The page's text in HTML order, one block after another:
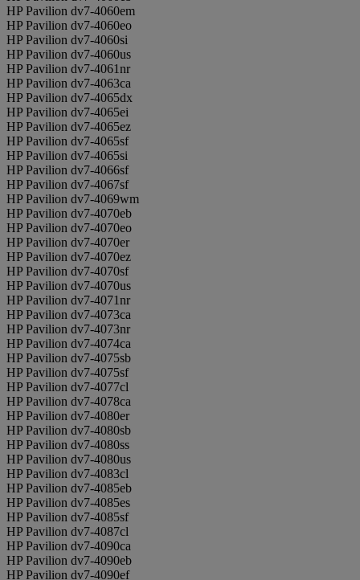
HP Pavilion dv7-4060em
HP Pavilion dv7-4060eo
HP Pavilion dv7-4060si
HP Pavilion dv7-4060us
HP Pavilion dv7-4061nr
HP Pavilion dv7-4063ca
HP Pavilion dv7-4065dx
HP Pavilion dv7-4065ei
HP Pavilion dv7-4065ez
HP Pavilion dv7-4065sf
HP Pavilion dv7-4065si
HP Pavilion dv7-4066sf
HP Pavilion dv7-4067sf
HP Pavilion dv7-4069wm
HP Pavilion dv7-4070eb
HP Pavilion dv7-4070eo
HP Pavilion dv7-4070er
HP Pavilion dv7-4070ez
HP Pavilion dv7-4070sf
HP Pavilion dv7-4070us
HP Pavilion dv7-4071nr
HP Pavilion dv7-4073ca
HP Pavilion dv7-4073nr
HP Pavilion dv7-4074ca
HP Pavilion dv7-4075sb
HP Pavilion dv7-4075sf
HP Pavilion dv7-4077cl
HP Pavilion dv7-4078ca
HP Pavilion dv7-4080er
HP Pavilion dv7-4080sb
HP Pavilion dv7-4080ss
HP Pavilion dv7-4080us
HP Pavilion dv7-4083cl
HP Pavilion dv7-4085eb
HP Pavilion dv7-4085es
HP Pavilion dv7-4085sf
HP Pavilion dv7-4087cl
HP Pavilion dv7-4090ca
HP Pavilion dv7-4090eb
HP Pavilion dv7-4090ef